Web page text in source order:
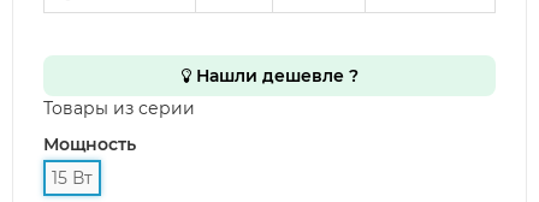
Нашли дешевле ?
Товары из серии
Мощность
15 Вт